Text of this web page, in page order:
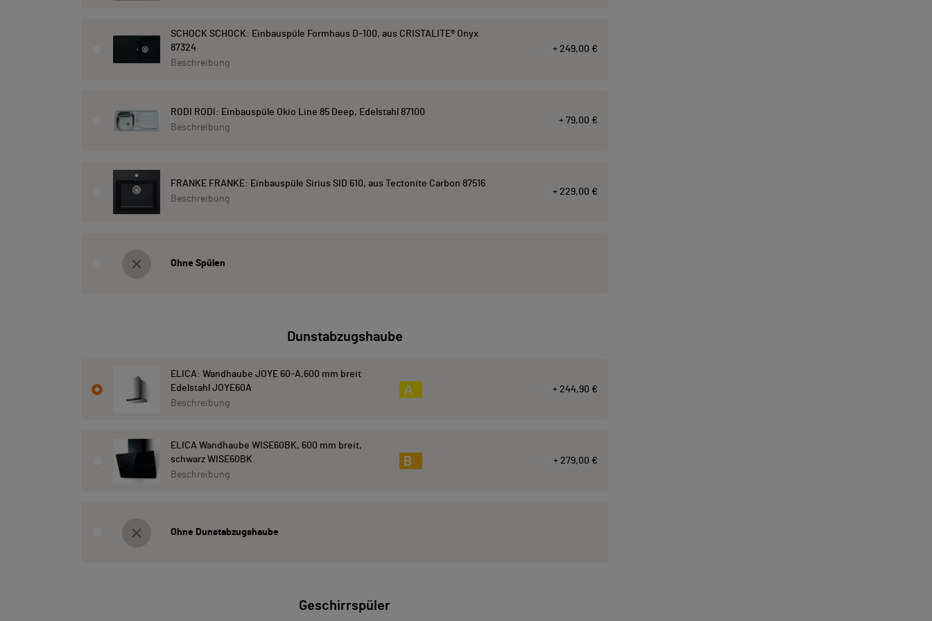
SCHOCK SCHOCK: Einbauspüle Formhaus D-100, aus CRISTALITE® Onyx
87324
Beschreibung
+ 249,00 €
RODI RODI: Einbauspüle Okio Line 85 Deep, Edelstahl 87100
Beschreibung
+ 79,00 €
FRANKE FRANKE: Einbauspüle Sirius SID 610, aus Tectonite Carbon 87516
Beschreibung
+ 229,00 €
Ohne Spülen
Dunstabzugshaube
ELICA: Wandhaube JOYE 60-A,600 mm breit
Edelstahl JOYE60A
Beschreibung
A + 244,90 €
ELICA Wandhaube WISE60BK, 600 mm breit,
schwarz WISE60BK
Beschreibung
B + 279,00 €
Ohne Dunstabzugshaube
Geschirrspüler